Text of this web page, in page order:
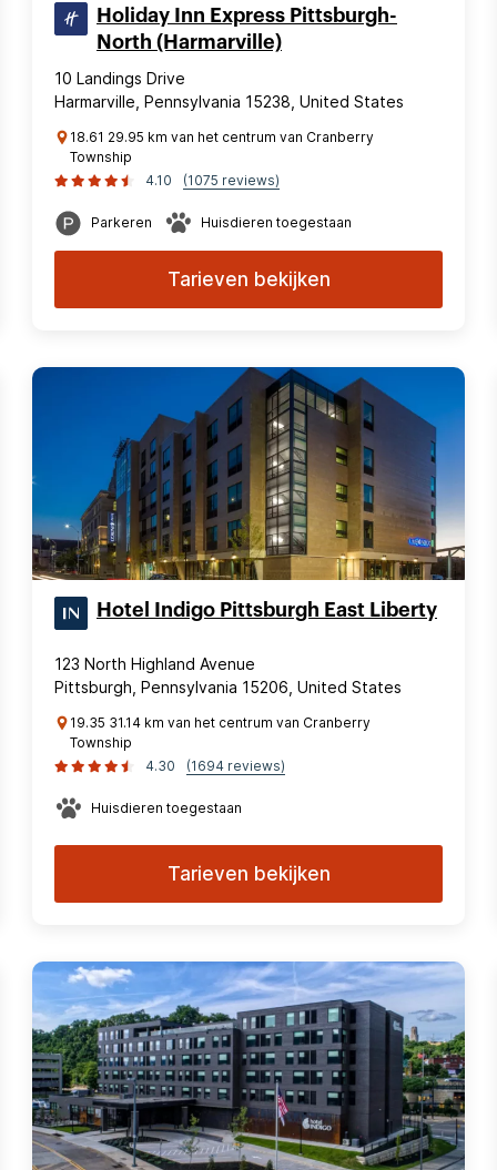
Holiday Inn Express Pittsburgh-
North (Harmarville)
10 Landings Drive
Harmarville, Pennsylvania 15238, United States
18.61 29.95 km van het centrum van Cranberry
Township
4.10
(1075 reviews)
Parkeren Huisdieren toegestaan
Tarieven bekijken
Hotel Indigo Pittsburgh East Liberty
123 North Highland Avenue
Pittsburgh, Pennsylvania 15206, United States
19.35 31.14 km van het centrum van Cranberry
Township
4.30
(1694 reviews)
Huisdieren toegestaan
Tarieven bekijken